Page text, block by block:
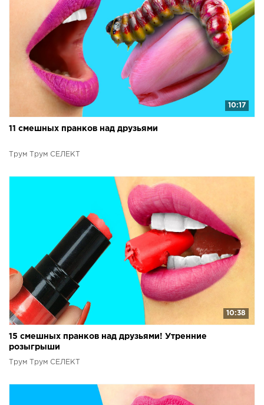
10:17
11 смешных пранков над друзьями
Трум Трум СЕЛЕКТ
10:38
15 смешных пранков над друзьями! Утренние
розыгрыши
Трум Трум СЕЛЕКТ